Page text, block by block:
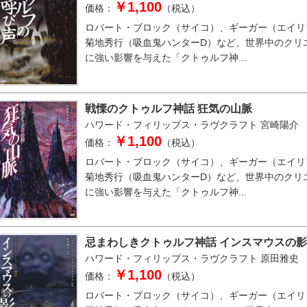
価格： ￥1,100 （税込）
ロバート・ブロック（サイコ）、ギーガー（エイ
菊地秀行（吸血鬼ハンターD）など、世界中のクリ
に強い影響を与えた「クトゥルフ神...
戦慄のクトゥルフ神話 狂気の山脈
ハワード・フィリップス・ラヴクラフト 宮崎陽介
価格：
￥1,100 （税込）
ロバート・ブロック（サイコ）、ギーガー（エイ
菊地秀行（吸血鬼ハンターD）など、世界中のクリ
に強い影響を与えた「クトゥルフ神...
忌まわしきクトゥルフ神話 インスマウスの影
ハワード・フィリップス・ラヴクラフト 原田雅史
価格：
￥1,100 （税込）
ロバート・ブロック（サイコ）、ギーガー（エイ